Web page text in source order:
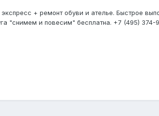
+ ремонт обуви и ателье. Быстрое
"снимем и повесим" бесплатна. +7 (495) 374-